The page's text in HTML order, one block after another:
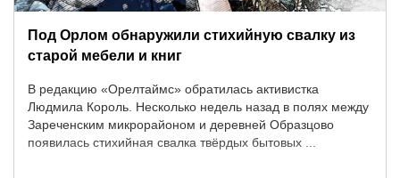
Под Орлом обнаружили стихийную свалку из
старой мебели и книг
В редакцию «Орелтаймс» обратилась активистка
Людмила Король. Несколько недель назад в полях между
Зареченским микрорайоном и деревней Образцово
появилась стихийная свалка твёрдых бытовых ...